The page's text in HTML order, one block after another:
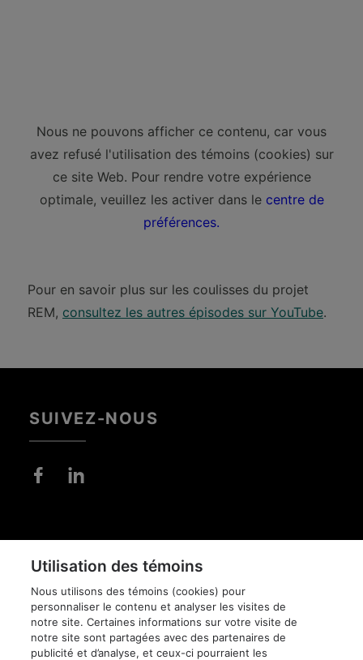
Nous ne pouvons afficher ce contenu, car vous
avez refusé l'utilisation des témoins (cookies) sur
ce site Web. Pour rendre votre expérience
optimale, veuillez les activer dans le centre de
préférences.
Pour en savoir plus sur les coulisses du projet
REM, consultez les autres épisodes sur YouTube.
SUIVEZ-NOUS
page
DIFFUSION DE
L'INFORMATION
CONFIDENTIALITÉ
AVIS JURIDIQUE
POLITIQUE
ÉDITORIALE
Utilisation des témoins
Nous utilisons des témoins (cookies) pour
personnaliser le contenu et analyser les visites de
notre site. Certaines informations sur votre visite de
notre site sont partagées avec des partenaires de
publicité et d’analyse, et ceux-ci pourraient les